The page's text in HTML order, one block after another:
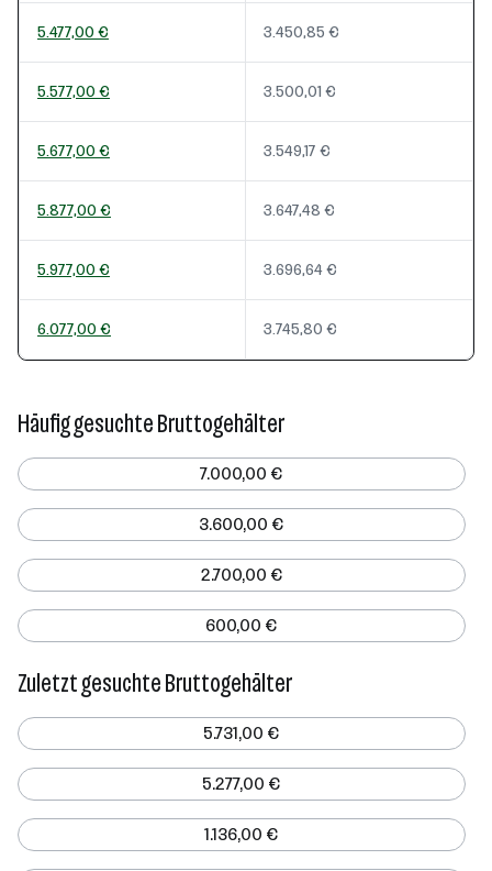
5.477,00 € 3.450,85 €
5.577,00 € 3.500,01 €
5.677,00 € 3.549,17 €
5.877,00 € 3.647,48 €
5.977,00 € 3.696,64 €
6.077,00 € 3.745,80 €
Häufig gesuchte Bruttogehälter
7.000,00 €
3.600,00 €
2.700,00 €
600,00 €
Zuletzt gesuchte Bruttogehälter
5.731,00 €
5.277,00 €
1.136,00 €